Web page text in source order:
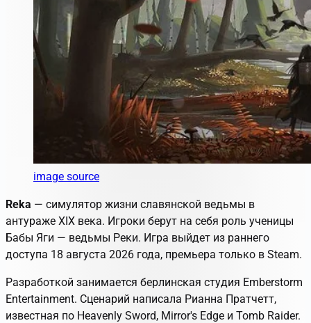
image source
Reka — симулятор жизни славянской ведьмы в
антураже XIX века. Игроки берут на себя роль ученицы
Бабы Яги — ведьмы Реки. Игра выйдет из раннего
доступа 18 августа 2026 года, премьера только в Steam.
Разработкой занимается берлинская студия Emberstorm
Entertainment. Сценарий написала Рианна Пратчетт,
известная по Heavenly Sword, Mirror's Edge и Tomb Raider.